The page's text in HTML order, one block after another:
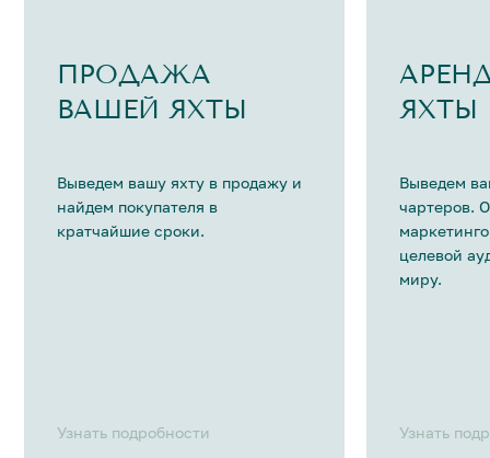
ПРОДАЖА
ВАШЕЙ ЯХТЫ
Выведем вашу яхту в продажу и
найдем покупателя в
кратчайшие сроки.
Узнать подробности
ЯХТЫ
Выведем
чартеров.
целевой
миру.
Узнать